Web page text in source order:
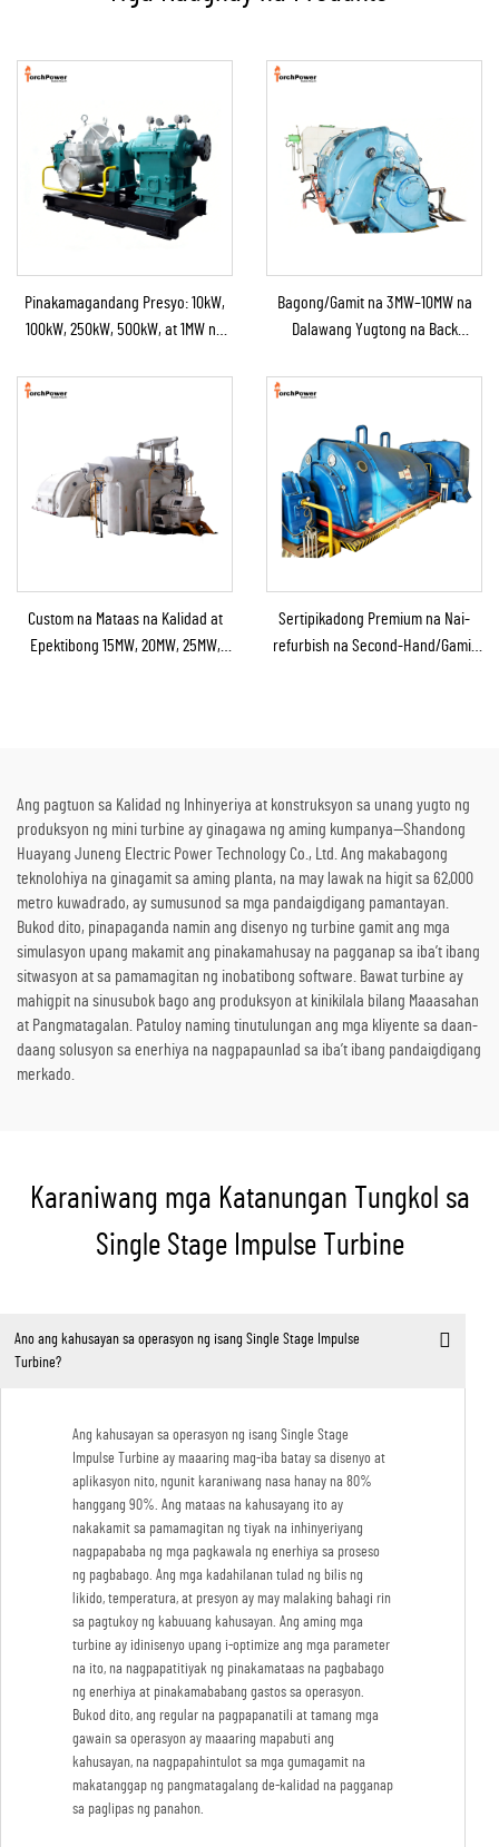
Pinakamagandang Presyo: 10kW,
100kW, 250kW, 500kW, at 1MW na
Industrial na Suplay ng
Bagong/Gamit na 3MW–10MW na
Dalawang Yugtong na Back
Turbine Generator para sa Power
Custom na Mataas na Kalidad at
Epektibong 15MW, 20MW, 25MW,
Sertipikadong Premium na Nai-
refurbish na Second-Hand/Gamit
Ang pagtuon sa Kalidad ng Inhinyeriya at konstruksyon sa unang yugto ng
produksyon ng mini turbine ay ginagawa ng aming kumpanya—Shandong
Huayang Juneng Electric Power Technology Co., Ltd. Ang makabagong
teknolohiya na ginagamit sa aming planta, na may lawak na higit sa 62,000
metro kuwadrado, ay sumusunod sa mga pandaigdigang pamantayan.
Bukod dito, pinapaganda namin ang disenyo ng turbine gamit ang mga
simulasyon upang makamit ang pinakamahusay na pagganap sa iba’t ibang
sitwasyon at sa pamamagitan ng inobatibong software. Bawat turbine ay
mahigpit na sinusubok bago ang produksyon at kinikilala bilang Maaasahan
at Pangmatagalan. Patuloy naming tinutulungan ang mga kliyente sa daan-
daang solusyon sa enerhiya na nagpapaunlad sa iba’t ibang pandaigdigang
merkado.
Karaniwang mga Katanungan Tungkol sa
Single Stage Impulse Turbine
Ano ang kahusayan sa operasyon ng isang Single Stage Impulse
Turbine?
Ang kahusayan sa operasyon ng isang Single Stage
Impulse Turbine ay maaaring mag-iba batay sa disenyo at
aplikasyon nito, ngunit karaniwang nasa hanay na 80%
hanggang 90%. Ang mataas na kahusayang ito ay
nakakamit sa pamamagitan ng tiyak na inhinyeriyang
nagpapababa ng mga pagkawala ng enerhiya sa proseso
ng pagbabago. Ang mga kadahilanan tulad ng bilis ng
likido, temperatura, at presyon ay may malaking bahagi rin
sa pagtukoy ng kabuuang kahusayan. Ang aming mga
turbine ay idinisenyo upang i-optimize ang mga parameter
na ito, na nagpapatitiyak ng pinakamataas na pagbabago
ng enerhiya at pinakamababang gastos sa operasyon.
Bukod dito, ang regular na pagpapanatili at tamang mga
gawain sa operasyon ay maaaring mapabuti ang
kahusayan, na nagpapahintulot sa mga gumagamit na
makatanggap ng pangmatagalang de-kalidad na pagganap
sa paglipas ng panahon.